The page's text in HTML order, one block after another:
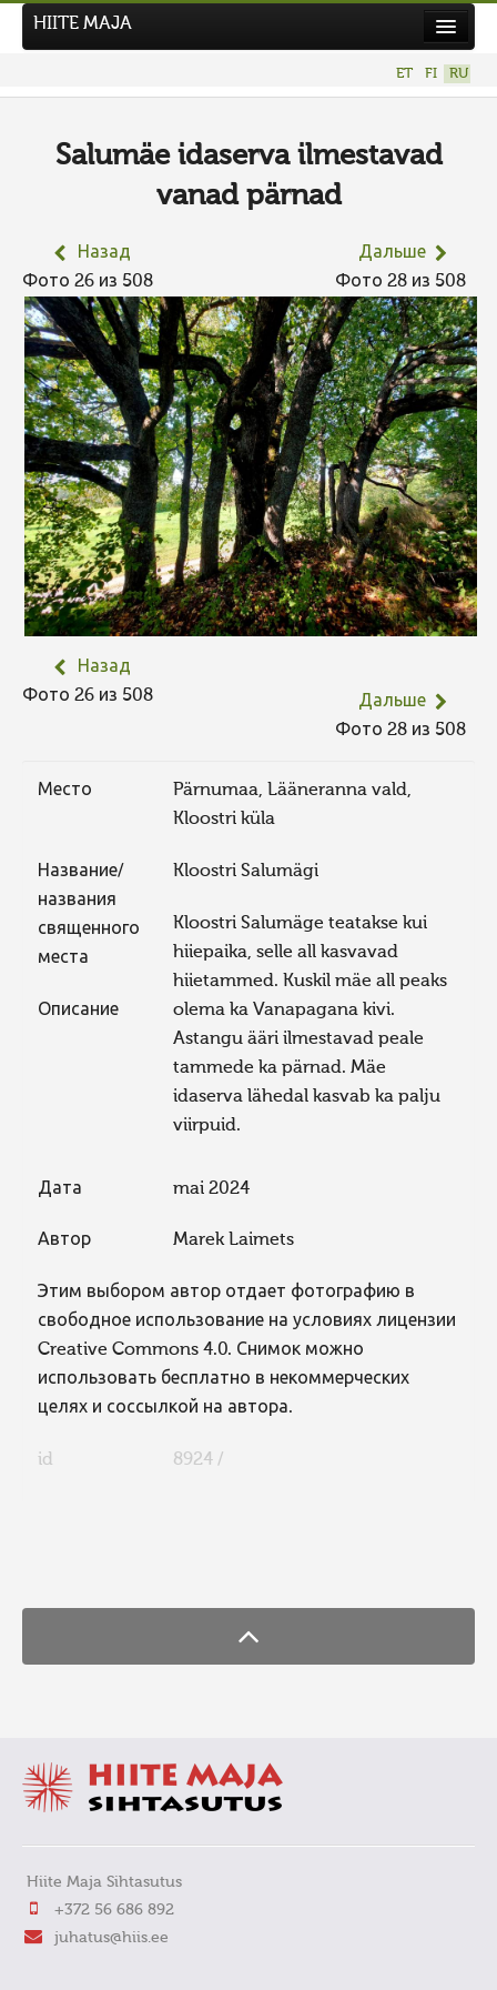
НОВЫЙ ФОТОКОНКУРС
HIITE MAJA
ET FI RU
Salumäe idaserva ilmestavad
vanad pärnad
Назад
Фото 26 из 508
Дальше
Фото 28 из 508
Назад
Фото 26 из 508
Дальше
Фото 28 из 508
Место
Pärnumaa, Lääneranna vald,
Kloostri küla
Название/
названия
священного
места
Kloostri Salumägi
Описание
Kloostri Salumäge teatakse kui
hiiepaika, selle all kasvavad
hiietammed. Kuskil mäe all peaks
olema ka Vanapagana kivi.
Astangu ääri ilmestavad peale
tammede ka pärnad. Mäe
idaserva lähedal kasvab ka palju
viirpuid.
Дата mai 2024
Автор Marek Laimets
Этим выбором автор отдает фотографию в
свободное использование на условиях лицензии
Creative Commons 4.0. Снимок можно
использовать бесплатно в некоммерческих
целях и соссылкой на автора.
id 8924 /
Hiite Maja Sihtasutus
+372 56 686 892
juhatus@hiis.ee